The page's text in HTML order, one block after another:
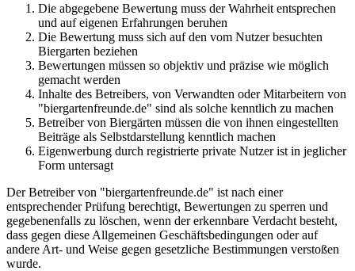
Die abgegebene Bewertung muss der Wahrheit entsprechen
und auf eigenen Erfahrungen beruhen
Die Bewertung muss sich auf den vom Nutzer besuchten
Biergarten beziehen
Bewertungen müssen so objektiv und präzise wie möglich
gemacht werden
Inhalte des Betreibers, von Verwandten oder Mitarbeitern von
"biergartenfreunde.de" sind als solche kenntlich zu machen
Betreiber von Biergärten müssen die von ihnen eingestellten
Beiträge als Selbstdarstellung kenntlich machen
Eigenwerbung durch registrierte private Nutzer ist in jeglicher
Form untersagt
Der Betreiber von "biergartenfreunde.de" ist nach einer
entsprechender Prüfung berechtigt, Bewertungen zu sperren und
gegebenenfalls zu löschen, wenn der erkennbare Verdacht besteht,
dass gegen diese Allgemeinen Geschäftsbedingungen oder auf
andere Art- und Weise gegen gesetzliche Bestimmungen verstoßen
wurde.